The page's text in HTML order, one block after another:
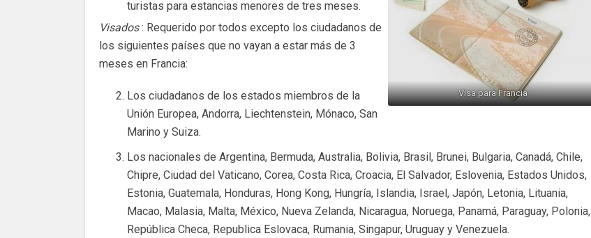
Visa para Francia
turistas para estancias menores de tres meses.
Visados: Requerido por todos excepto los ciudadanos de
los siguientes países que no vayan a estar más de 3
meses en Francia:
Los ciudadanos de los estados miembros de la
Unión Europea, Andorra, Liechtenstein, Mónaco, San
Marino y Suiza.
Los nacionales de Argentina, Bermuda, Australia, Bolivia, Brasil, Brunei, Bulgaria, Canadá, Chile,
Chipre, Ciudad del Vaticano, Corea, Costa Rica, Croacia, El Salvador, Eslovenia, Estados Unidos,
Estonia, Guatemala, Honduras, Hong Kong, Hungría, Islandia, Israel, Japón, Letonia, Lituania,
Macao, Malasia, Malta, México, Nueva Zelanda, Nicaragua, Noruega, Panamá, Paraguay, Polonia,
República Checa, Republica Eslovaca, Rumania, Singapur, Uruguay y Venezuela.